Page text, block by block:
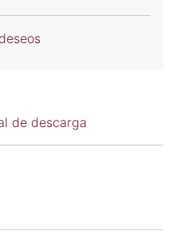
de descarga